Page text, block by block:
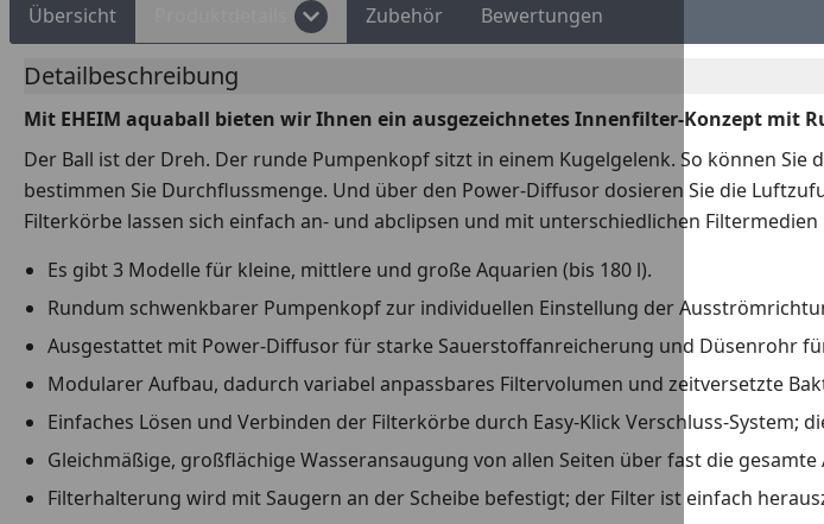
Übersicht Zubehör Bewertungen
Detailbeschreibung
Mit EHEIM aquaball bieten wir Ihnen ein ausgezeichnetes Innenfilter-Konzept mit
Der Ball ist der Dreh. Der runde Pumpenkopf sitzt in einem Kugelgelenk. So können
bestimmen Sie Durchflussmenge. Und über den Power-Diffusor dosieren Sie die
Filterkörbe lassen sich einfach an- und abclipsen und mit unterschiedlichen Filtermedien
Es gibt 3 Modelle für kleine, mittlere und große Aquarien (bis 180 l).
Rundum schwenkbarer Pumpenkopf zur individuellen Einstellung der
Ausgestattet mit Power-Diffusor für starke Sauerstoffanreicherung und Düsenrohr
Modularer Aufbau, dadurch variabel anpassbares Filtervolumen und zeitversetzte
Einfaches Lösen und Verbinden der Filterkörbe durch Easy-Klick Verschluss-
Gleichmäßige, großflächige Wasseransaugung von allen Seiten über fast die gesamte
Filterhalterung wird mit Saugern an der Scheibe befestigt; der Filter ist einfach